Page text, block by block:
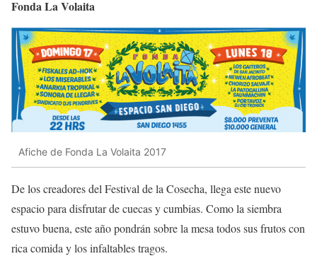
Fonda La Volaita
Afiche de Fonda La Volaita 2017
De los creadores del Festival de la Cosecha, llega este nuevo
espacio para disfrutar de cuecas y cumbias. Como la siembra
estuvo buena, este año pondrán sobre la mesa todos sus frutos con
rica comida y los infaltables tragos.